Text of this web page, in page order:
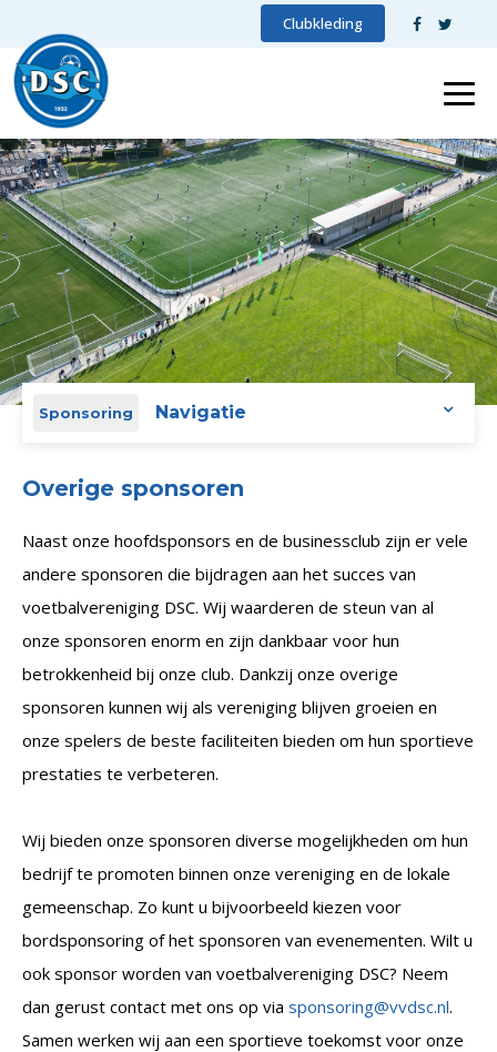
Clubkleding
Sponsoring Navigatie
Overige sponsoren
Naast onze hoofdsponsors en de businessclub zijn er vele
andere sponsoren die bijdragen aan het succes van
voetbalvereniging DSC. Wij waarderen de steun van al
onze sponsoren enorm en zijn dankbaar voor hun
betrokkenheid bij onze club. Dankzij onze overige
sponsoren kunnen wij als vereniging blijven groeien en
onze spelers de beste faciliteiten bieden om hun sportieve
prestaties te verbeteren.
Wij bieden onze sponsoren diverse mogelijkheden om hun
bedrijf te promoten binnen onze vereniging en de lokale
gemeenschap. Zo kunt u bijvoorbeeld kiezen voor
bordsponsoring of het sponsoren van evenementen. Wilt u
ook sponsor worden van voetbalvereniging DSC? Neem
dan gerust contact met ons op via sponsoring@vvdsc.nl.
Samen werken wij aan een sportieve toekomst voor onze